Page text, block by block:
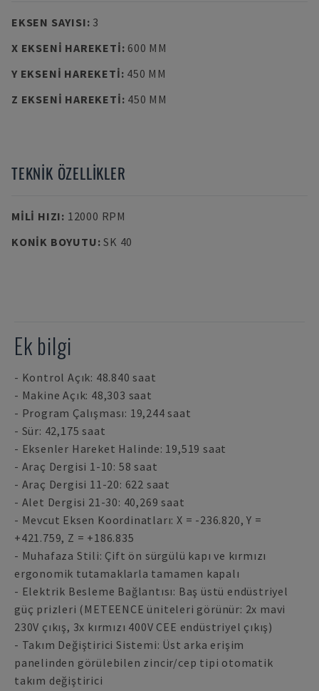
EKSEN SAYISI: 3
X EKSENI HAREKETI: 600 MM
Y EKSENI HAREKETI: 450 MM
Z EKSENI HAREKETI: 450 MM
TEKNIK ÖZELLIKLER
MILI HIZI: 12000 RPM
KONIK BOYUTU:SK 40
Ek bilgi
- Kontrol Açık: 48.840 saat
- Makine Açık: 48,303 saat
- Program Çalışması: 19,244 saat
- Sür: 42,175 saat
- Eksenler Hareket Halinde: 19,519 saat
- Araç Dergisi 1-10: 58 saat
- Araç Dergisi 11-20: 622 saat
- Alet Dergisi 21-30: 40,269 saat
- Mevcut Eksen Koordinatları: X = -236.820, Y =
+421.759, Z = +186.835
- Muhafaza Stili: Çift ön sürgülü kapı ve kırmızı
ergonomik tutamaklarla tamamen kapalı
- Elektrik Besleme Bağlantısı: Baş üstü endüstriyel
güç prizleri (METEENCE üniteleri görünür: 2x mavi
230V çıkış, 3x kırmızı 400V CEE endüstriyel çıkış)
- Takım Değiştirici Sistemi: Üst arka erişim
panelinden görülebilen zincir/cep tipi otomatik
takım değiştirici